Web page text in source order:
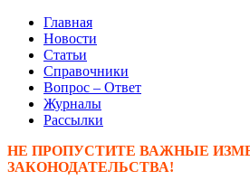
Главная
Новости
Статьи
Справочники
Вопрос – Ответ
Журналы
Рассылки
НЕ ПРОПУСТИТЕ ВАЖНЫЕ
ЗАКОНОДАТЕЛЬСТВА!